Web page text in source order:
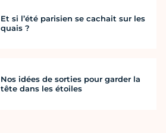
Et si l’été parisien se cachait sur les
quais ?
Nos idées de sorties pour garder la
tête dans les étoiles